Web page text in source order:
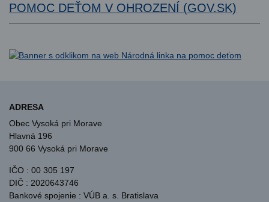
POMOC DEŤOM V OHROZENÍ (GOV.SK)
ADRESA
Obec Vysoká pri Morave
Hlavná 196
900 66 Vysoká pri Morave
IČO : 00 305 197
DIČ : 2020643746
Bankové spojenie : VÚB a. s. Bratislava